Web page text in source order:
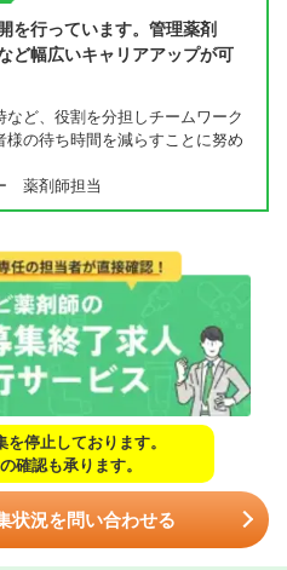
を行っています。管理薬剤
ど幅広いキャリアアップが可
ど、役割を分担しチームワーク
様の待ち時間を減らすことに努め
薬剤師担当
停止しております。
確認も承ります。
状況を問い合わせる